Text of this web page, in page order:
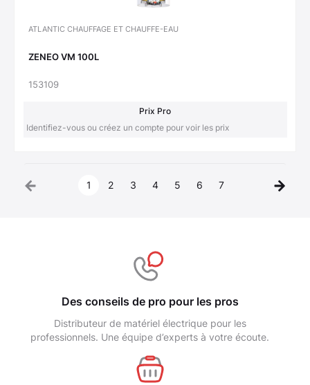
ATLANTIC CHAUFFAGE ET CHAUFFE-EAU
ZENEO VM 100L
153109
Prix Pro
Identifiez-vous ou créez un compte pour voir les prix
1 2 3 4 5 6 7
Des conseils de pro pour les pros
Distributeur de matériel électrique pour les
professionnels. Une équipe d’experts à votre écoute.